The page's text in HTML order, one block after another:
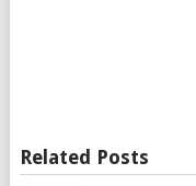
Related Posts